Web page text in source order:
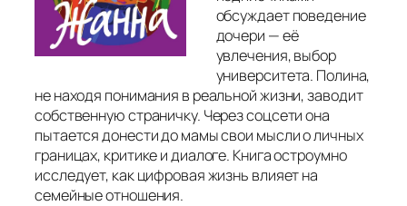
обсуждает поведение
дочери — её
увлечения, выбор
университета. Полина,
не находя понимания в реальной жизни, заводит
собственную страничку. Через соцсети она
пытается донести до мамы свои мысли о личных
границах, критике и диалоге. Книга остроумно
исследует, как цифровая жизнь влияет на
семейные отношения.